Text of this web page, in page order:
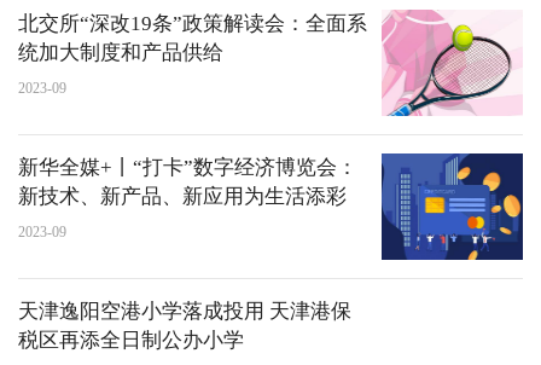
北交所“深改19条”政策解读会：全面系
统加大制度和产品供给
2023-09
新华全媒+丨“打卡”数字经济博览会：
新技术、新产品、新应用为生活添彩
2023-09
天津逸阳空港小学落成投用 天津港保
税区再添全日制公办小学